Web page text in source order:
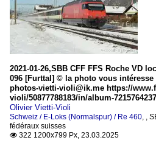
2021-01-26,SBB CFF FFS Roche VD
096 [Furttal] © la photo vous
photos-vietti-violi@ik.me https://
violi/50877788183/in/album-
Olivier Vietti-Violi
Schweiz / E-Loks (Normalspur) / Re 460, ,
fédéraux suisses
 322 1200x799 Px, 23.03.2025